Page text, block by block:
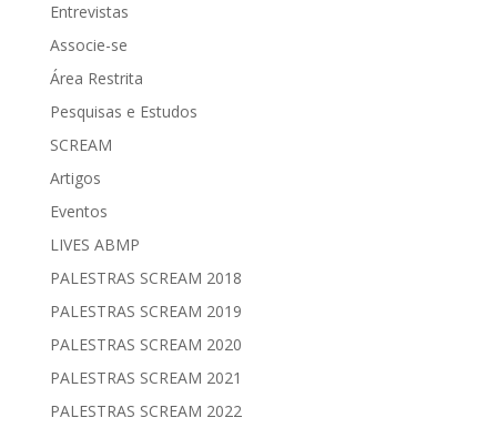
Entrevistas
Associe-se
Área Restrita
Pesquisas e Estudos
SCREAM
Artigos
Eventos
LIVES ABMP
PALESTRAS SCREAM 2018
PALESTRAS SCREAM 2019
PALESTRAS SCREAM 2020
PALESTRAS SCREAM 2021
PALESTRAS SCREAM 2022